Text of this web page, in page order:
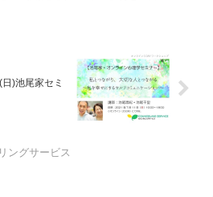
)池尾家セミ
ングサービス